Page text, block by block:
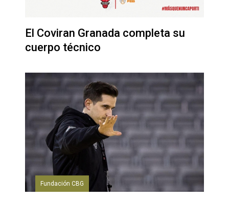
El Coviran Granada completa su
cuerpo técnico
Fundación CBG